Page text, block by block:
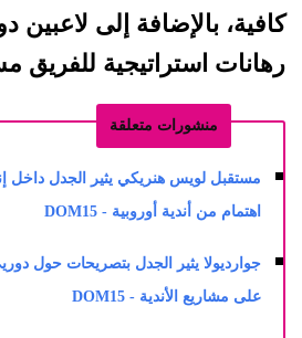
كافية، بالإضافة إلى لاعبين
رهانات استراتيجية للفريق
منشورات متعلقة
مستقبل لويس هنريكي يثير الجدل داخل
اهتمام من أندية أوروبية - DOM15
جوارديولا يثير الجدل بتصريحات حول
على مشاريع الأندية - DOM15